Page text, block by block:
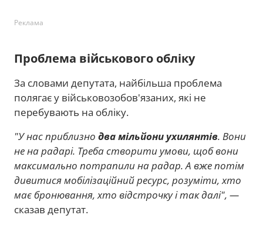
Реклама
Проблема військового обліку
За словами депутата, найбільша проблема
полягає у військовозобов'язаних, які не
перебувають на обліку.
"У нас приблизно два мільйони ухилянтів. Вони
не на радарі. Треба створити умови, щоб вони
максимально потрапили на радар. А вже потім
дивитися мобілізаційний ресурс, розуміти, хто
має бронювання, хто відстрочку і так далі", —
сказав депутат.